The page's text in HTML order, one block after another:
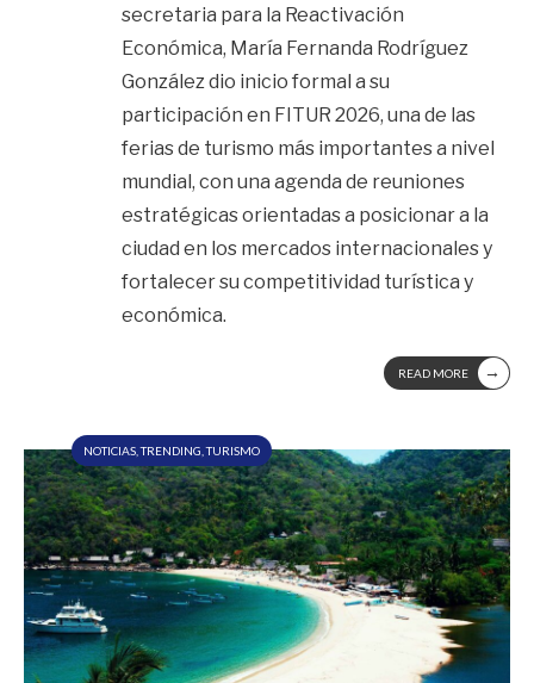
secretaria para la Reactivación
Económica, María Fernanda Rodríguez
González dio inicio formal a su
participación en FITUR 2026, una de las
ferias de turismo más importantes a nivel
mundial, con una agenda de reuniones
estratégicas orientadas a posicionar a la
ciudad en los mercados internacionales y
fortalecer su competitividad turística y
económica.
READ MORE →
NOTICIAS ,TRENDING ,TURISMO